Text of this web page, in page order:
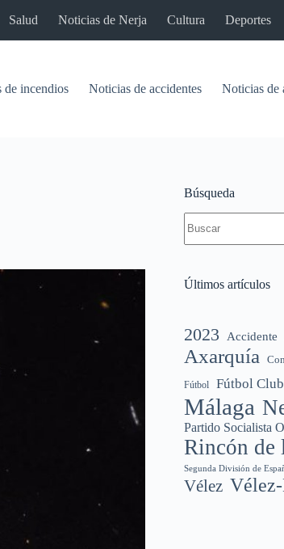
Salud Noticias de Nerja Cultura Deportes
de incendios Noticias de accidentes Noticias de
Búsqueda
resultados
Últimos artículos
2023 Accidente
Axarquía
Fútbol Fútbol
Málaga
Partido Socialista
Rincón de
Segunda División de
Vélez